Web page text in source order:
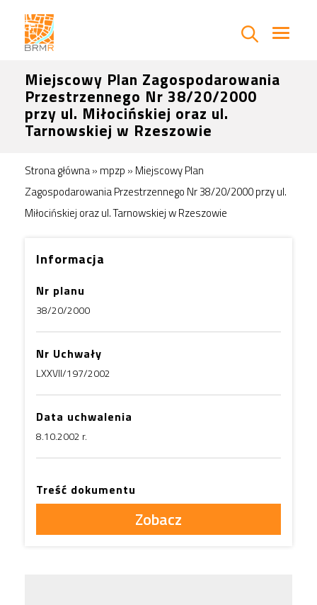
Miejscowy Plan Zagospodarowania
Przestrzennego Nr 38/20/2000
przy ul. Miłocińskiej oraz ul.
Tarnowskiej w Rzeszowie
Strona główna» mpzp » Miejscowy Plan
Zagospodarowania Przestrzennego Nr 38/20/2000 przy ul.
Miłocińskiej oraz ul. Tarnowskiej w Rzeszowie
Informacja
Nr planu
38/20/2000
Nr Uchwały
LXXVII/197/2002
Data uchwalenia
8.10.2002 r.
Treść dokumentu
Zobacz